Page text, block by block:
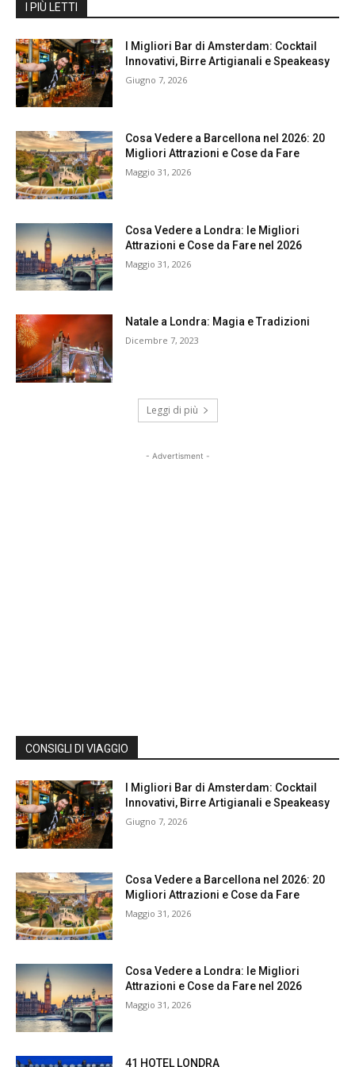
I PIÙ LETTI
I Migliori Bar di Amsterdam: Cocktail
Innovativi, Birre Artigianali e Speakeasy
Giugno 7, 2026
Cosa Vedere a Barcellona nel 2026: 20
Migliori Attrazioni e Cose da Fare
Maggio 31, 2026
Cosa Vedere a Londra: le Migliori
Attrazioni e Cose da Fare nel 2026
Maggio 31, 2026
Natale a Londra: Magia e Tradizioni
Dicembre 7, 2023
Leggi di più
- Advertisment -
CONSIGLI DI VIAGGIO
I Migliori Bar di Amsterdam: Cocktail
Innovativi, Birre Artigianali e Speakeasy
Giugno 7, 2026
Cosa Vedere a Barcellona nel 2026: 20
Migliori Attrazioni e Cose da Fare
Maggio 31, 2026
Cosa Vedere a Londra: le Migliori
Attrazioni e Cose da Fare nel 2026
Maggio 31, 2026
41 HOTEL LONDRA